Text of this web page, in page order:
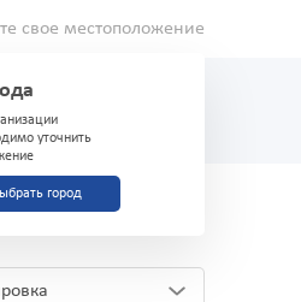
свое местоположение
уточнить
город